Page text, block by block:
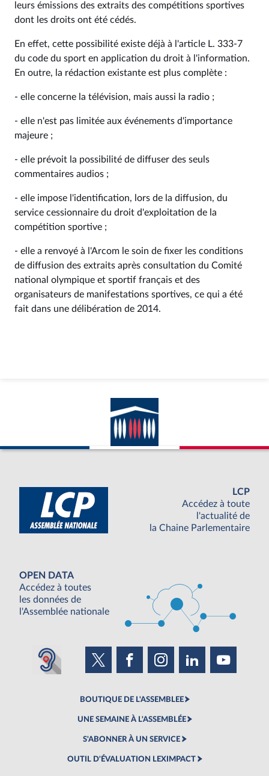
leurs émissions des extraits des compétitions sportives
dont les droits ont été cédés.
En effet, cette possibilité existe déjà à l'article L. 333-7
du code du sport en application du droit à l'information.
En outre, la rédaction existante est plus complète :
- elle concerne la télévision, mais aussi la radio ;
- elle n'est pas limitée aux événements d'importance
majeure ;
- elle prévoit la possibilité de diffuser des seuls
commentaires audios ;
- elle impose l'identification, lors de la diffusion, du
service cessionnaire du droit d'exploitation de la
compétition sportive ;
- elle a renvoyé à l'Arcom le soin de fixer les conditions
de diffusion des extraits après consultation du Comité
national olympique et sportif français et des
organisateurs de manifestations sportives, ce qui a été
fait dans une délibération de 2014.
LCP
Accédez à toute
l'actualité de
la Chaine Parlementaire
OPEN DATA
Accédez à toutes
les données de
l'Assemblée nationale
BOUTIQUE DE L'ASSEMBLEE
UNE SEMAINE À L'ASSEMBLÉE
S'ABONNER À UN SERVICE
OUTIL D'ÉVALUATION LEXIMPACT